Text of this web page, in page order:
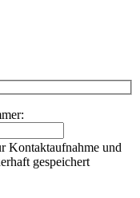
Kontaktaufnahme und
gespeichert